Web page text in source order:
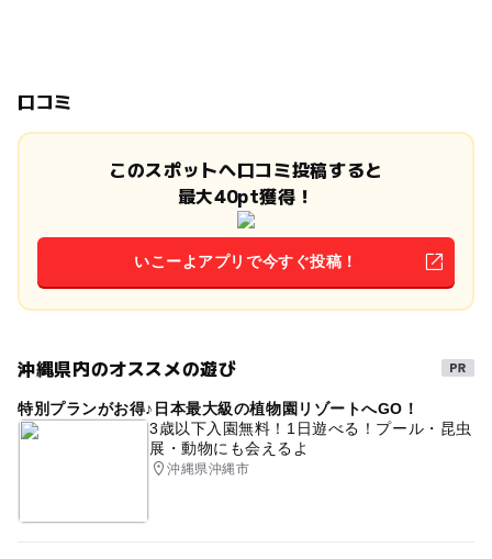
口コミ
このスポットへ口コミ投稿すると
最大40pt獲得！
いこーよアプリで今すぐ投稿！
沖縄県内のオススメの遊び
特別プランがお得♪日本最大級の植物園リゾートへGO！
3歳以下入園無料！1日遊べる！プール・昆虫
展・動物にも会えるよ
沖縄県沖縄市